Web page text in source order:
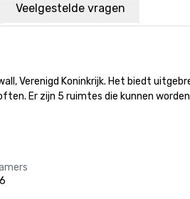
Veelgestelde vragen
Verenigd Koninkrijk. Het biedt
Er zijn 5 ruimtes die kunnen